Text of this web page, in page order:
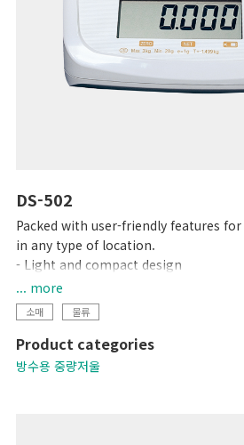
DS-502
Packed with user-friendly features
in any type of location.
- Light and compact design
- IP65 protection
- 6-digit LCD display
- 1,000 hours of continuous use with 4
batteries
... more
소매 물류
Product categories
방수용 중량저울